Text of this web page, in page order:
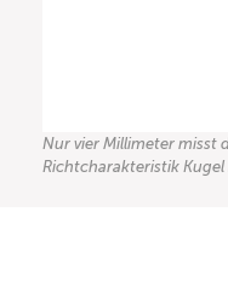
Nur vier Millimeter misst
Richtcharakteristik Kugel